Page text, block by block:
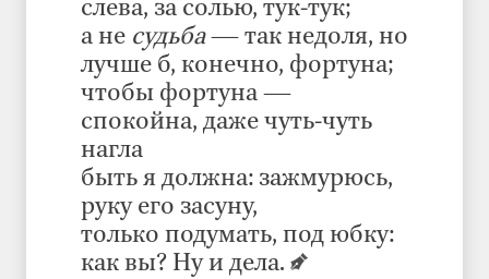
слева, за солью, тук-тук;
а не судьба— так недоля, но
лучше б, конечно, фортуна;
чтобы фортуна —
спокойна, даже чуть-чуть
нагла
быть я должна: зажмурюсь,
руку его засуну,
только подумать, под юбку:
как вы? Ну и дела.